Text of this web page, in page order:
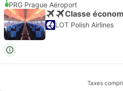
PRG Prague Aéroport
Classe
LOT Polish Airlines
Taxes